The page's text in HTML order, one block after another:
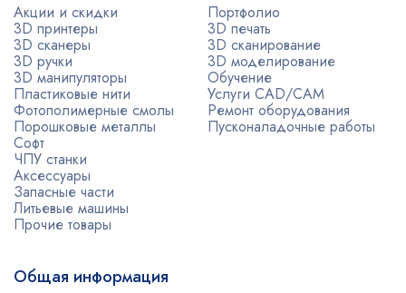
Акции и скидки
3D принтеры
3D сканеры
3D ручки
3D манипуляторы
Пластиковые нити
Фотополимерные смолы
Порошковые металлы
Софт
ЧПУ станки
Аксессуары
Запасные части
Литьевые машины
Прочие товары
Портфолио
3D печать
3D сканирование
3D моделирование
Обучение
Услуги CAD/CAM
Ремонт оборудования
Пусконаладочные работы
Общая информация